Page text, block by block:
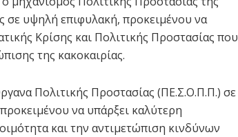
σε υψηλή επιφυλακή, προκειμένου να
Κρίσης και Πολιτικής Προστασίας που
της κακοκαιρίας.
Πολιτικής Προστασίας (ΠΕ.Σ.Ο.Π.Π.) σε
να υπάρξει καλύτερη
και την αντιμετώπιση κινδύνων